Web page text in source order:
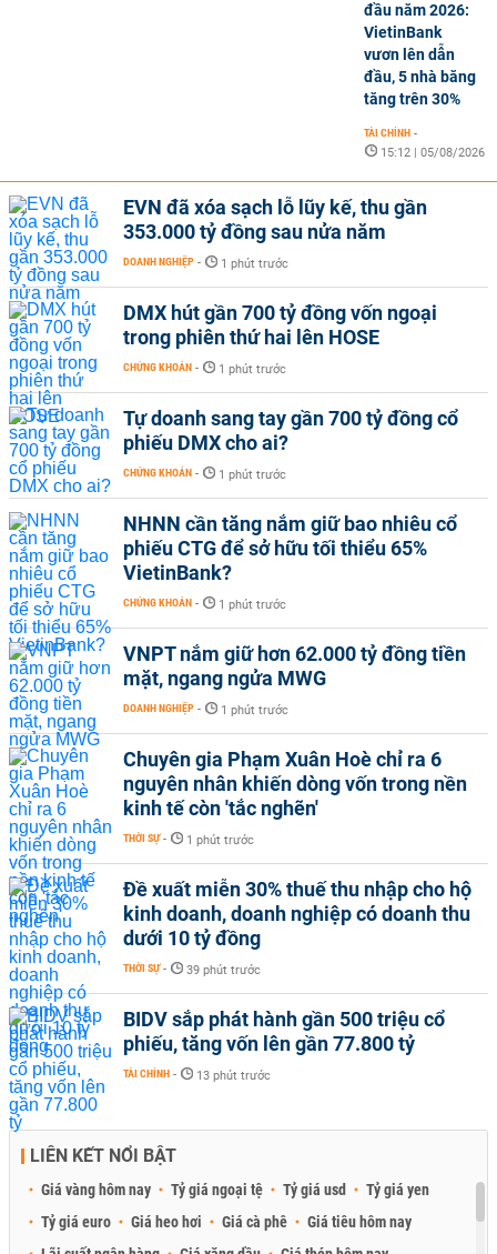
đầu năm 2026:
VietinBank
vươn lên dẫn
đầu, 5 nhà băng
tăng trên 30%
TÀI CHÍNH -
15:12 | 05/08/2026
EVN đã xóa sạch lỗ lũy kế, thu gần
353.000 tỷ đồng sau nửa năm
DOANH NGHIỆP - 1 phút trước
DMX hút gần 700 tỷ đồng vốn ngoại
trong phiên thứ hai lên HOSE
CHỨNG KHOÁN - 1 phút trước
Tự doanh sang tay gần 700 tỷ đồng cổ
phiếu DMX cho ai?
CHỨNG KHOÁN - 1 phút trước
NHNN cần tăng nắm giữ bao nhiêu cổ
phiếu CTG để sở hữu tối thiểu 65%
VietinBank?
CHỨNG KHOÁN - 1 phút trước
VNPT nắm giữ hơn 62.000 tỷ đồng tiền
mặt, ngang ngửa MWG
DOANH NGHIỆP - 1 phút trước
Chuyên gia Phạm Xuân Hoè chỉ ra 6
nguyên nhân khiến dòng vốn trong nền
kinh tế còn 'tắc nghẽn'
THỜI SỰ - 1 phút trước
Đề xuất miễn 30% thuế thu nhập cho hộ
kinh doanh, doanh nghiệp có doanh thu
dưới 10 tỷ đồng
THỜI SỰ - 39 phút trước
BIDV sắp phát hành gần 500 triệu cổ
phiếu, tăng vốn lên gần 77.800 tỷ
TÀI CHÍNH - 13 phút trước
LIÊN KẾT NỔI BẬT
Giá vàng hôm nay Tỷ giá ngoại tệ Tỷ giá usd
Tỷ giá yen
Tỷ giá euro
Giá heo hơi Giá cà phê
Giá tiêu hôm nay